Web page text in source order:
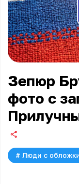
Зепюр
фото с
# Люди с